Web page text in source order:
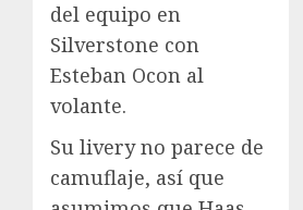
del equipo en
Silverstone con
Esteban Ocon al
volante.
Su livery no parece de
camuflaje, así que